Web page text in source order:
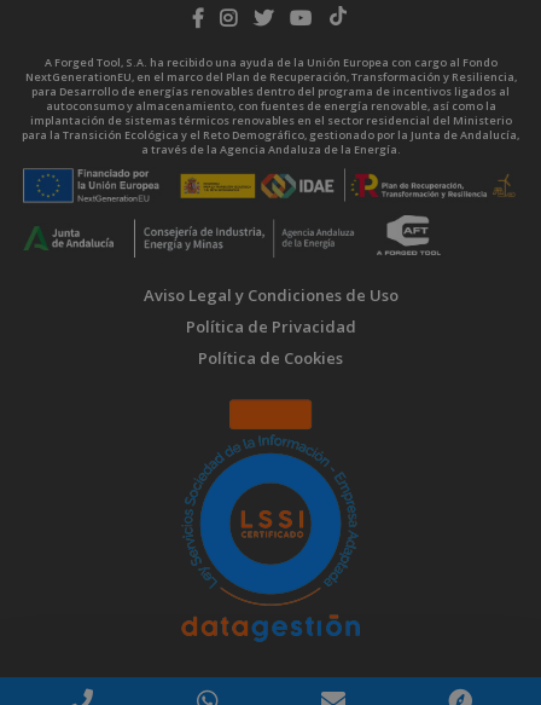
A Forged Tool, S.A. ha recibido una ayuda de la Unión Europea con cargo al Fondo
NextGenerationEU, en el marco del Plan de Recuperación, Transformación y Resiliencia,
para Desarrollo de energías renovables dentro del programa de incentivos ligados al
autoconsumo y almacenamiento, con fuentes de energía renovable, así como la
implantación de sistemas térmicos renovables en el sector residencial del Ministerio
para la Transición Ecológica y el Reto Demográfico, gestionado por la Junta de Andalucía,
a través de la Agencia Andaluza de la Energía.
Aviso Legal y Condiciones de Uso
Política de Privacidad
Política de Cookies